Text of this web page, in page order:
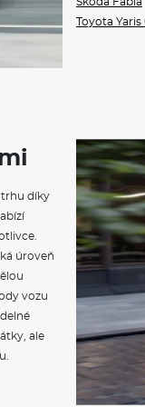
Loketní
2× i-
Airbag
12V
Světla
Volba
Toyota Yaris
trhu díky
úroveň
vozu
ale